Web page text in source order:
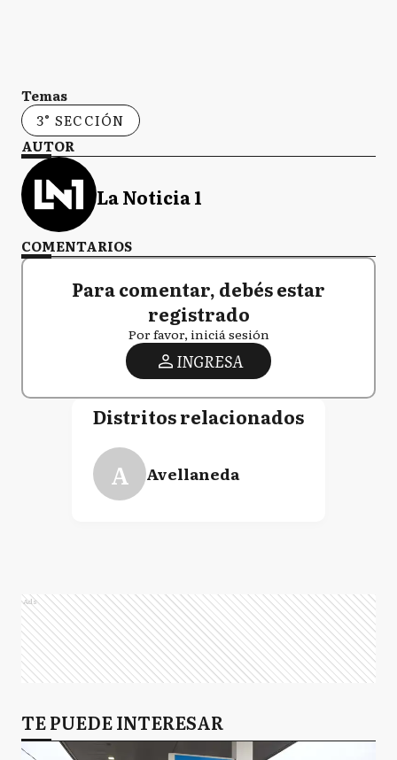
Temas
3° SECCIÓN
AUTOR
La Noticia 1
COMENTARIOS
Para comentar, debés estar
registrado
Por favor, iniciá sesión
INGRESA
Distritos relacionados
A Avellaneda
Ads
TE PUEDE INTERESAR